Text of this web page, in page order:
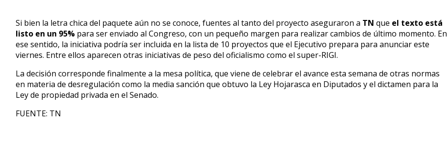
Si bien la letra chica del paquete aún no se conoce, fuentes al tanto del proyecto aseguraron a TN que el texto está
listo en un 95% para ser enviado al Congreso, con un pequeño margen para realizar cambios de último momento. En
ese sentido, la iniciativa podría ser incluida en la lista de 10 proyectos que el Ejecutivo prepara para anunciar este
viernes. Entre ellos aparecen otras iniciativas de peso del oficialismo como el super-RIGI.
La decisión corresponde finalmente a la mesa política, que viene de celebrar el avance esta semana de otras normas
en materia de desregulación como la media sanción que obtuvo la Ley Hojarasca en Diputados y el dictamen para la
Ley de propiedad privada en el Senado.
FUENTE: TN